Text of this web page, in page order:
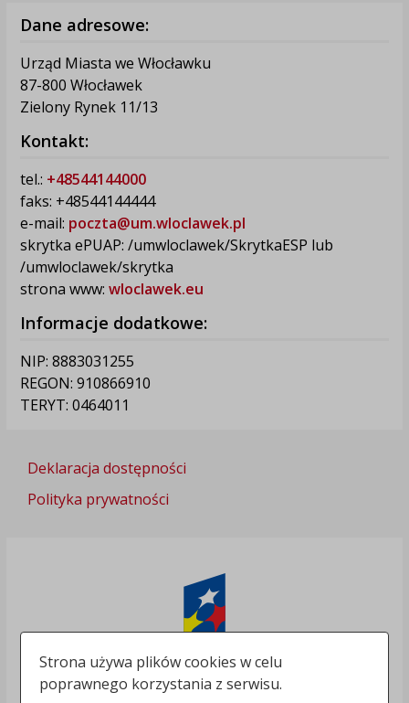
Dane adresowe:
Urząd Miasta we Włocławku
87-800 Włocławek
Zielony Rynek 11/13
Kontakt:
tel.: +48544144000
faks: +48544144444
e-mail: poczta@um.wloclawek.pl
skrytka ePUAP: /umwloclawek/SkrytkaESP lub
/umwloclawek/skrytka
strona www: wloclawek.eu
Informacje dodatkowe:
NIP: 8883031255
REGON: 910866910
TERYT: 0464011
Deklaracja dostępności
Polityka prywatności
Strona używa plików cookies w celu
poprawnego korzystania z serwisu.